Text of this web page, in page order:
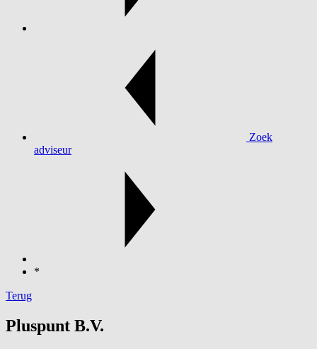
Zoek
adviseur
*
Terug
Pluspunt B.V.